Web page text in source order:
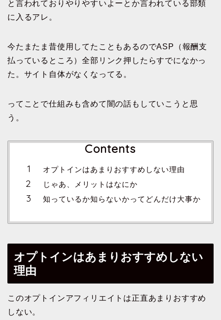
と言われておりやりやすいよーとか言われている部類
に入るアレ。
今たまたま昔使用してたこともあるのでASP（報酬支
払っているところ）全部リンク押したらすでになかっ
た。サイト自体がなくなってる。
ってことで仕組みも含めて闇の話もしていこうと思
う。
Contents
オプトインはあまりおすすめしない理由
じゃあ、メリットはなにか
知っているか知らないかってどんだけ大事か
オプトインはあまりおすすめしない
理由
このオプトインアフィリエイトは正直あまりおすすめ
しない。